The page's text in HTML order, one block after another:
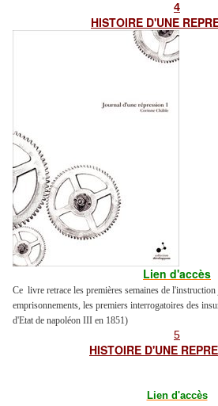
4
HISTOIRE D'UNE
Lien d'accès
Ce livre retrace les premières semaines de
emprisonnements, les premiers interrogatoires des
d'Etat de napoléon III en 1851)
5
HISTOIRE D'UNE
Lien d'accès